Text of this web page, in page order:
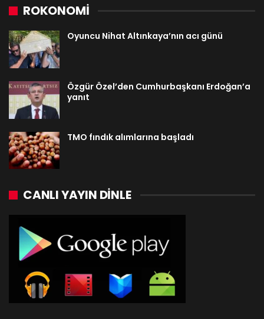
ROKONOMİ
Oyuncu Nihat Altınkaya’nın acı günü
Özgür Özel’den Cumhurbaşkanı Erdoğan’a
yanıt
TMO fındık alımlarına başladı
CANLI YAYIN DINLE